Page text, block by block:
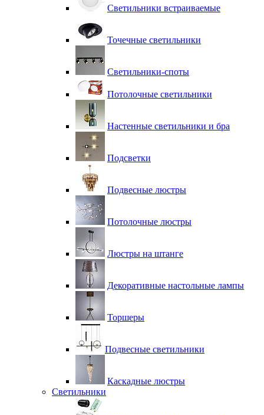
Светильники встраиваемые
Точечные светильники
Светильники-споты
Потолочные светильники
Настенные светильники и бра
Подсветки
Подвесные люстры
Потолочные люстры
Люстры на штанге
Декоративные настольные лампы
Торшеры
Подвесные светильники
Каскадные люстры
Светильники